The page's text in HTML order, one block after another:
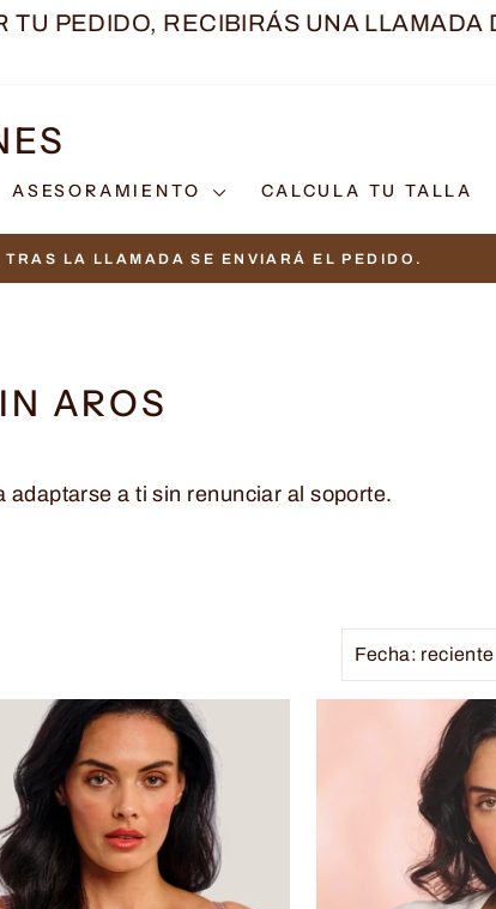
UNA LLAMADA DE UNA
ASESORAMIENTO CALCULA TU TALLA
CONDICIONES
AROS
a ti sin renunciar al soporte.